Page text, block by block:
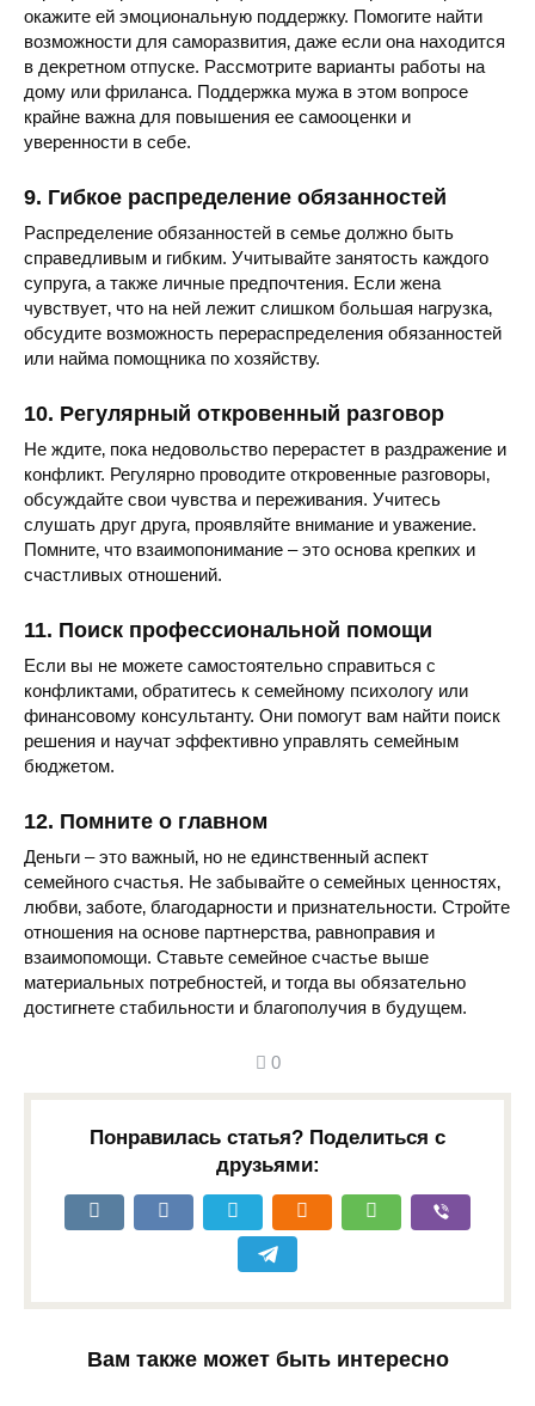
окажите ей эмоциональную поддержку. Помогите найти
возможности для саморазвития‚ даже если она находится
в декретном отпуске. Рассмотрите варианты работы на
дому или фриланса. Поддержка мужа в этом вопросе
крайне важна для повышения ее самооценки и
уверенности в себе.
9. Гибкое распределение обязанностей
Распределение обязанностей в семье должно быть
справедливым и гибким. Учитывайте занятость каждого
супруга‚ а также личные предпочтения. Если жена
чувствует‚ что на ней лежит слишком большая нагрузка‚
обсудите возможность перераспределения обязанностей
или найма помощника по хозяйству.
10. Регулярный откровенный разговор
Не ждите‚ пока недовольство перерастет в раздражение и
конфликт. Регулярно проводите откровенные разговоры‚
обсуждайте свои чувства и переживания. Учитесь
слушать друг друга‚ проявляйте внимание и уважение.
Помните‚ что взаимопонимание – это основа крепких и
счастливых отношений.
11. Поиск профессиональной помощи
Если вы не можете самостоятельно справиться с
конфликтами‚ обратитесь к семейному психологу или
финансовому консультанту. Они помогут вам найти поиск
решения и научат эффективно управлять семейным
бюджетом.
12. Помните о главном
Деньги – это важный‚ но не единственный аспект
семейного счастья. Не забывайте о семейных ценностях‚
любви‚ заботе‚ благодарности и признательности. Стройте
отношения на основе партнерства‚ равноправия и
взаимопомощи. Ставьте семейное счастье выше
материальных потребностей‚ и тогда вы обязательно
достигнете стабильности и благополучия в будущем.
0
Понравилась статья? Поделиться с
друзьями:
Вам также может быть интересно